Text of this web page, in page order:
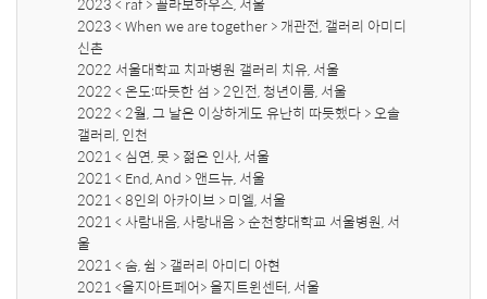
2023 < When we are together > 개관전, 갤러리 아미디
신촌
2022 서울대학교 치과병원 갤러리 치유, 서울
2022 < 온도:따듯한 섬 > 2인전, 청년이룸, 서울
2022 < 2월, 그 날은 이상하게도 유난히 따듯했다 > 오솔
갤러리, 인천
2021 < 심연, 못 > 젊은 인사, 서울
2021 < End, And > 앤드뉴, 서울
2021 < 8인의 아카이브 > 미엘, 서울
2021 < 사람내음, 사랑내음 > 순천향대학교 서울병원, 서
울
2021 < 숨, 쉼 > 갤러리 아미디 아현
2021 <을지아트페어> 을지트윈센터, 서울